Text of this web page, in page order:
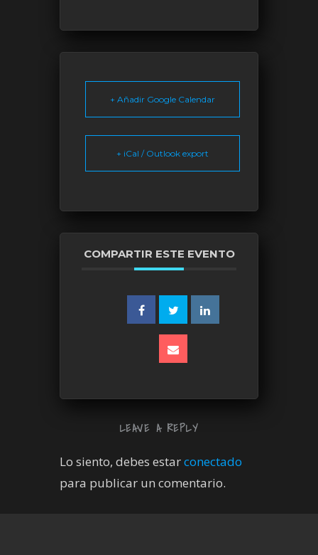
+ Añadir Google Calendar
+ iCal / Outlook export
COMPARTIR ESTE EVENTO
LEAVE A REPLY
Lo siento, debes estarconectado
para publicar un comentario.